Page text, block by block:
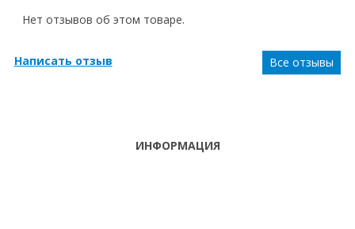
Нет отзывов об этом товаре.
Написать отзыв Все отзывы
ИНФОРМАЦИЯ